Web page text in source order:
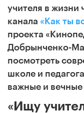
учителя в жизни
канала «Как ты
проекта
Добрынченко-
посмотреть
школе и
важные и
«Ищу